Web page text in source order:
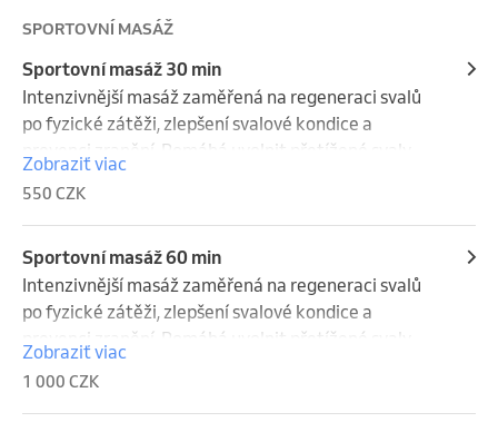
SPORTOVNÍ MASÁŽ
Sportovní masáž 30 min
Intenzivnější masáž zaměřená na regeneraci svalů
po fyzické zátěži, zlepšení svalové kondice a
prevenci zranění. Pomáhá uvolnit přetížené svaly,
zrychluje regeneraci, podporuje prokrvení a zlepšuje
pružnost svalových vláken. Vhodná nejen pro
sportovce, ale i pro fyzicky aktivní jedince při
zvýšené zátěži, jednostranném přetížení nebo jako
součást pravidelné péče o pohybový aparát.
Zobraziť viac
550 CZK
Sportovní masáž 60 min
Intenzivnější masáž zaměřená na regeneraci svalů
po fyzické zátěži, zlepšení svalové kondice a
prevenci zranění. Pomáhá uvolnit přetížené svaly,
zrychluje regeneraci, podporuje prokrvení a zlepšuje
pružnost svalových vláken. Vhodná nejen pro
sportovce, ale i pro fyzicky aktivní jedince při
Zobraziť viac
1 000 CZK